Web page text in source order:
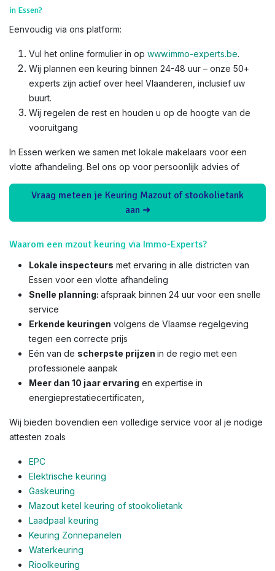
in Essen?
Eenvoudig via ons platform:
Vul het online formulier in op www.immo-experts.be.
Wij plannen een keuring binnen 24-48 uur – onze 50+
experts zijn actief over heel Vlaanderen, inclusief uw
buurt.
Wij regelen de rest en houden u op de hoogte van de
vooruitgang
In Essen werken we samen met lokale makelaars voor een
vlotte afhandeling. Bel ons op voor persoonlijk advies of
Vraag meteen je Keuring Mazout of stookolietank
aan ➜
Waarom een mzout keuring via Immo-Experts?
Lokale inspecteurs met ervaring in alle districten van
Essen voor een vlotte afhandeling
Snelle planning: afspraak binnen 24 uur voor een snelle
service
Erkende keuringen volgens de Vlaamse regelgeving
tegen een correcte prijs
Eén van de scherpste prijzen in de regio met een
professionele aanpak
Meer dan 10 jaar ervaring en expertise in
energieprestatiecertificaten,
Wij bieden bovendien een volledige service voor al je nodige
attesten zoals
EPC
Elektrische keuring
Gaskeuring
Mazout ketel keuring of stookolietank
Laadpaal keuring
Keuring Zonnepanelen
Waterkeuring
Rioolkeuring